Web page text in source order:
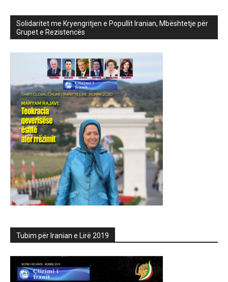
Solidaritet me Kryengritjen e Popullit Iranian, Mbështetje për
Grupet e Rezistencës
Tubim për Iranian e Lirë 2019